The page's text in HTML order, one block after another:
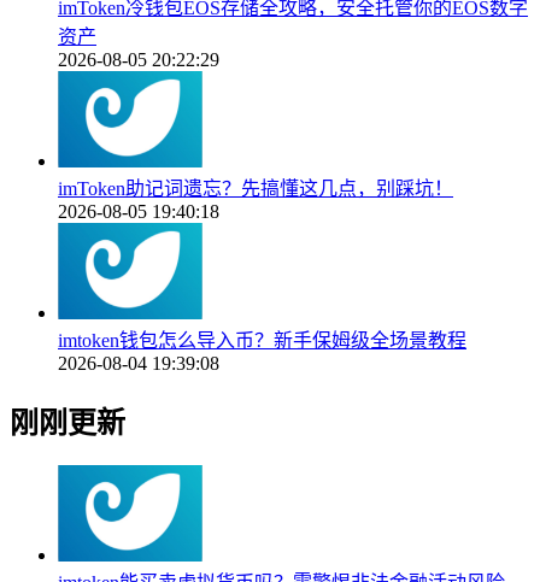
imToken冷钱包EOS存储全攻略，安全托管你的EOS数字
资产
2026-08-05 20:22:29
imToken助记词遗忘？先搞懂这几点，别踩坑！
2026-08-05 19:40:18
imtoken钱包怎么导入币？新手保姆级全场景教程
2026-08-04 19:39:08
刚刚更新